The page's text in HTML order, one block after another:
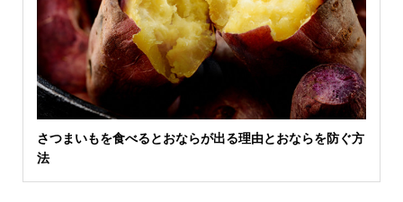
さつまいもを食べるとおならが出る理由とおならを防ぐ方
法